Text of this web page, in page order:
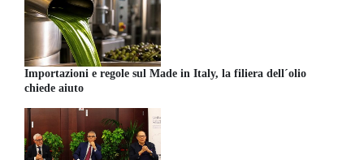
Importazioni e regole sul Made in Italy, la filiera dell´olio
chiede aiuto